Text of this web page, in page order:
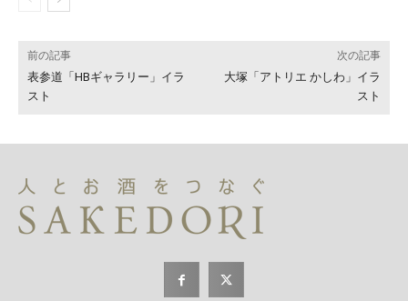
前の記事
表参道「HBギャラリー」イラ
スト
次の記事
大塚「アトリエ かしわ」イラ
スト